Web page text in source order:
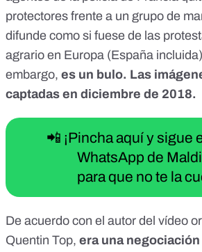
protectores frente a un grupo de
difunde como si fuese de las
agrario en Europa (España incluida
embargo, es un bulo. Las
captadas en diciembre de 2018.
📲 ¡Pincha aquí y sigue
WhatsApp de
para que no te la
De acuerdo con el autor del vídeo
Quentin Top, era una